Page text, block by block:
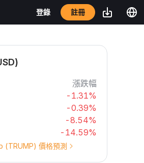
登錄 註冊
漲跌幅
-1.31%
-0.39%
-8.54%
-14.59%
(TRUMP) 價格預測